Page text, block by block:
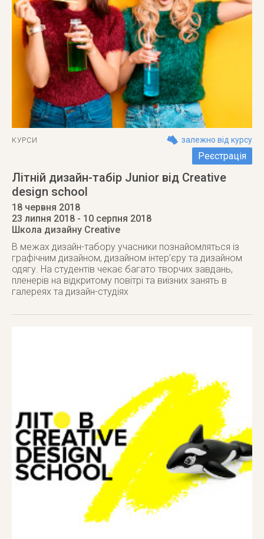
КУРСИ залежно від курсу
Реєстрація
Літній дизайн-табір Junior від Creative
design school
18 червня 2018
23 липня 2018 - 10 серпня 2018
Школа дизайну Creative
В межах дизайн-табору учасники познайомляться із
графічним дизайном, дизайном інтер’єру та дизайном
одягу. На студентів чекає багато творчих завдань,
пленерів на відкритому повітрі та виїзних занять в
галереях та дизайн-студіях